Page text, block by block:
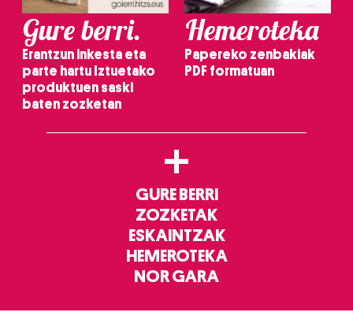
Gure berri.
Erantzun inkesta eta
parte hartu Iztuetako
produktuen saski
baten zozketan
Hemeroteka
Papereko zenbakiak
PDF formatuan
+
GURE BERRI
ZOZKETAK
ESKAINTZAK
HEMEROTEKA
NOR GARA